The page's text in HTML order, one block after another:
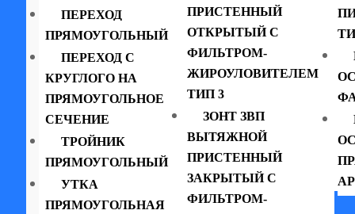
ПЕРЕХОД
ПРЯМОУГОЛЬНЫЙ
ПЕРЕХОД С
КРУГЛОГО НА
ПРЯМОУГОЛЬНОЕ
СЕЧЕНИЕ
ТРОЙНИК
ПРЯМОУГОЛЬНЫЙ
УТКА
ПРЯМОУГОЛЬНАЯ
ПРИСТЕННЫЙ
ОТКРЫТЫЙ С
ФИЛЬТРОМ-
ЖИРОУЛОВИТЕЛЕМ
ТИП 3
ЗОНТ ЗВП
ВЫТЯЖНОЙ
ПРИСТЕННЫЙ
ЗАКРЫТЫЙ С
ФИЛЬТРОМ-